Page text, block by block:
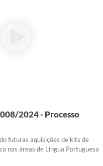
2024 - Processo
futuras aquisições de kits de
nas áreas de Língua Portuguesa